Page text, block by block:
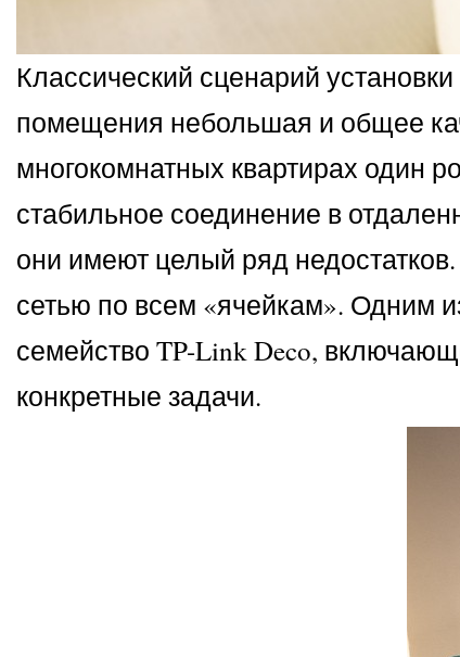
Классический сценарий
помещения небольшая и общее
многокомнатных квартирах один
стабильное соединение в
они имеют целый ряд
сетью по всем «ячейкам». Одним
семейство TP-Link Deco,
конкретные задачи.